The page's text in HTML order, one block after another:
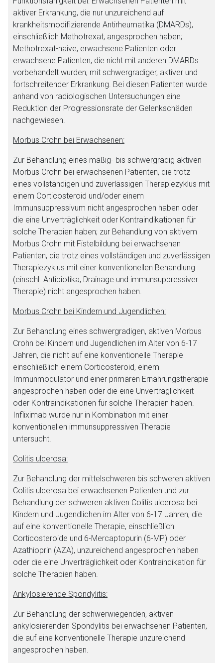
aktiver Erkrankung, die nur unzureichend auf
krankheitsmodifizierende Antirheumatika (DMARDs),
einschließlich Methotrexat, angesprochen haben;
Methotrexat-naive, erwachsene Patienten oder
erwachsene Patienten, die nicht mit anderen DMARDs
vorbehandelt wurden, mit schwergradiger, aktiver und
fortschreitender Erkrankung. Bei diesen Patienten wurde
anhand von radiologischen Untersuchungen eine
Reduktion der Progressionsrate der Gelenkschäden
nachgewiesen.
Morbus Crohn bei Erwachsenen:
Zur Behandlung eines mäßig- bis schwergradig aktiven
Morbus Crohn bei erwachsenen Patienten, die trotz
eines vollständigen und zuverlässigen Therapiezyklus mit
einem Corticosteroid und/oder einem
Immunsuppressivum nicht angesprochen haben oder
die eine Unverträglichkeit oder Kontraindikationen für
solche Therapien haben; zur Behandlung von aktivem
Morbus Crohn mit Fistelbildung bei erwachsenen
Patienten, die trotz eines vollständigen und zuverlässigen
Therapiezyklus mit einer konventionellen Behandlung
(einschl. Antibiotika, Drainage und immunsuppressiver
Therapie) nicht angesprochen haben.
Morbus Crohn bei Kindern und Jugendlichen:
Zur Behandlung eines schwergradigen, aktiven Morbus
Crohn bei Kindern und Jugendlichen im Alter von 6-17
Jahren, die nicht auf eine konventionelle Therapie
einschließlich einem Corticosteroid, einem
Immunmodulator und einer primären Ernährungstherapie
angesprochen haben oder die eine Unverträglichkeit
oder Kontraindikationen für solche Therapien haben.
Infliximab wurde nur in Kombination mit einer
konventionellen immunsuppressiven Therapie
untersucht.
Colitis ulcerosa:
Zur Behandlung der mittelschweren bis schweren aktiven
Colitis ulcerosa bei erwachsenen Patienten und zur
Behandlung der schweren aktiven Colitis ulcerosa bei
Kindern und Jugendlichen im Alter von 6-17 Jahren, die
auf eine konventionelle Therapie, einschließlich
Corticosteroide und 6-Mercaptopurin (6-MP) oder
Azathioprin (AZA), unzureichend angesprochen haben
oder die eine Unverträglichkeit oder Kontraindikation für
solche Therapien haben.
Ankylosierende Spondylitis:
Zur Behandlung der schwerwiegenden, aktiven
ankylosierenden Spondylitis bei erwachsenen Patienten,
die auf eine konventionelle Therapie unzureichend
angesprochen haben.
Aufruf einer externen Seite
Der von Ihnen aufgerufene Link öffnet eine externe Web-